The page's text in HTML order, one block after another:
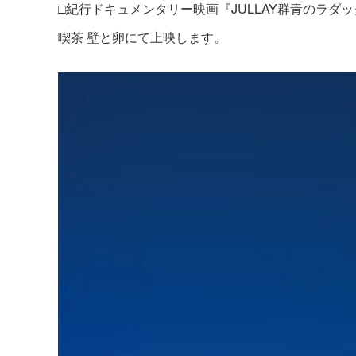
□紀行ドキュメンタリー映画『JULLAY群⻘のラダ
喫茶 壁と卵にて上映します。